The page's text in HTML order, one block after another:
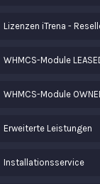
Lizenzen iTrena -
WHMCS-Module
WHMCS-Module
Erweiterte Leistungen
Installationsservice